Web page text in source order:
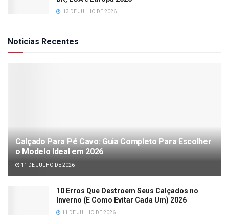
13 DE JULHO DE 2026
Noticias Recentes
Calçado Para Pé Cavo: Guia Completo Para Escolher
o Modelo Ideal em 2026
11 DE JULHO DE 2026
10 Erros Que Destroem Seus Calçados no
Inverno (E Como Evitar Cada Um) 2026
11 DE JULHO DE 2026